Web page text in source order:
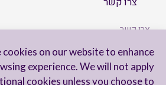
cookies on our website to enhance
experience. We will not apply
cookies unless you choose to
צרו קשר